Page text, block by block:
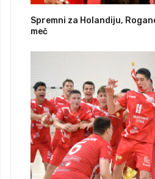
Spremni za Holandiju,
meč